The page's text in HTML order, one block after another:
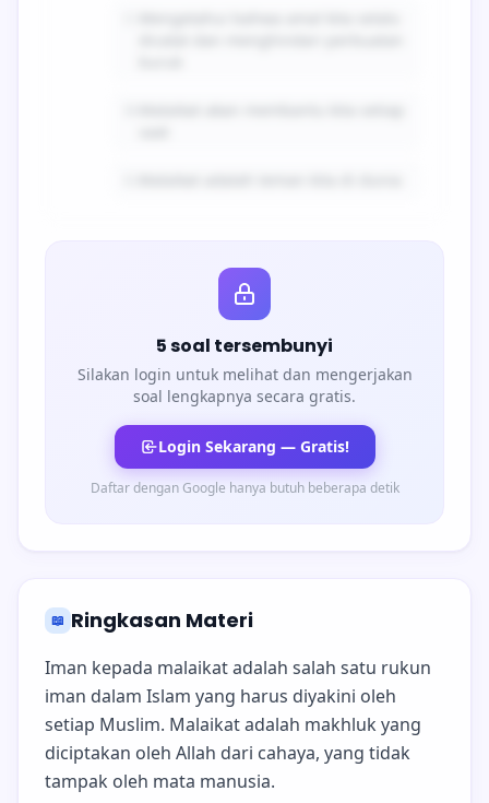
5 soal tersembunyi
Silakan login untuk melihat dan mengerjakan
soal lengkapnya secara gratis.
Login Sekarang — Gratis!
Daftar dengan Google hanya butuh beberapa detik
📖 Ringkasan Materi
Iman kepada malaikat adalah salah satu rukun
iman dalam Islam yang harus diyakini oleh
setiap Muslim. Malaikat adalah makhluk yang
diciptakan oleh Allah dari cahaya, yang tidak
tampak oleh mata manusia.